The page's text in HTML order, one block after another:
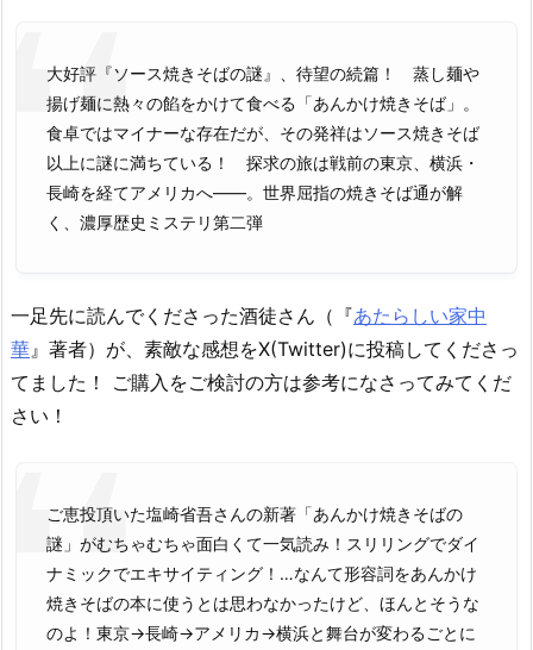
大好評『ソース焼きそばの謎』、待望の続篇！ 蒸し麺や
揚げ麺に熱々の餡をかけて食べる「あんかけ焼きそば」。
食卓ではマイナーな存在だが、その発祥はソース焼きそば
以上に謎に満ちている！ 探求の旅は戦前の東京、横浜・
長崎を経てアメリカへ――。世界屈指の焼きそば通が解
く、濃厚歴史ミステリ第二弾
一足先に読んでくださった酒徒さん（『あたらしい家中
華 』著者）が、素敵な感想をX(Twitter)に投稿してくださっ
てました！ ご購入をご検討の方は参考になさってみてくだ
さい！
ご恵投頂いた塩崎省吾さんの新著「あんかけ焼きそばの
謎」がむちゃむちゃ面白くて一気読み！スリリングでダイ
ナミックでエキサイティング！…なんて形容詞をあんかけ
焼きそばの本に使うとは思わなかったけど、ほんとそうな
のよ！東京→長崎→アメリカ→横浜と舞台が変わるごとに